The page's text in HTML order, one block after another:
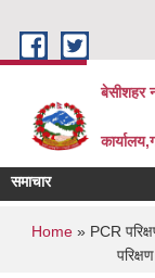
बेसीशहर
समाचार
You are
Home» PCR